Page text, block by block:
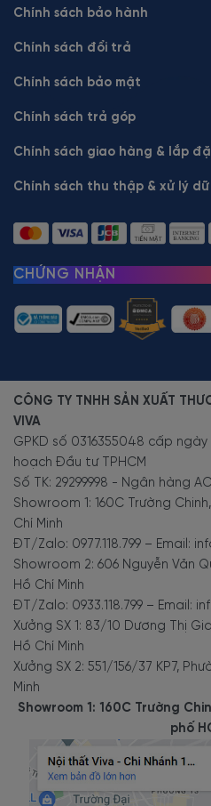
Chính sách bảo hành
Chính sách đổi trả
Chính sách bảo mật
Chính sách trả góp
Chính sách giao hàng & lắp
Chính sách thu thập & xử lý dữ
CHỨNG NHẬN
CÔNG TY TNHH SẢN XUẤT
VIVA
GPKD số 0316355048 cấp
hoạch Đầu tư TPHCM
Số TK: 29299998 - Ngân hàng
Showroom 1: 160C Trường
Chí Minh
ĐT/Zalo: 0977.118.799 – Email:
Showroom 2: 606 Nguyễn Văn
Hồ Chí Minh
ĐT/Zalo: 0933.118.799 – Email:
Xưởng SX 1: 83/10 Dương Thị
Hồ Chí Minh
Xưởng SX 2: 551/156/37 KP7,
Minh
Showroom 1: 160C Trường
phố